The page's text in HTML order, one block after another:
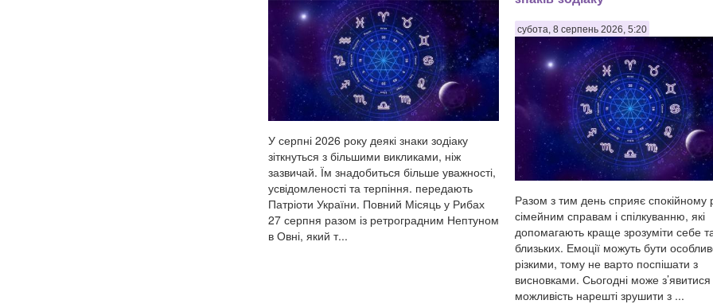
У серпні 2026 року деякі знаки зодіаку
зіткнуться з більшими викликами, ніж
зазвичай. Їм знадобиться більше уважності,
усвідомленості та терпіння. передають
Патріоти України. Повний Місяць у Рибах
27 серпня разом із ретроградним Нептуном
в Овні, який т...
субота, 8 серпень 2026, 5:20
Разом з тим день сприяє спокійному
сімейним справам і спілкуванню, які
допомагають краще зрозуміти себе
близьких. Емоції можуть бути
різкими, тому не варто поспішати з
висновками. Сьогодні може з’явитися
можливість нарешті зрушити з ...